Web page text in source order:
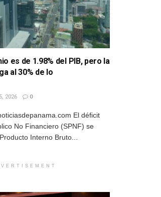
es de 1.98% del PIB, pero la
al 30% de lo
2026 0
El déficit
No Financiero (SPNF) se
Interno Bruto...